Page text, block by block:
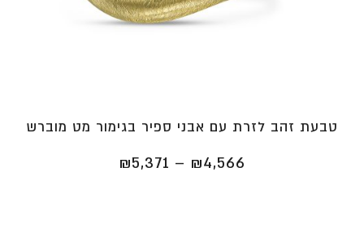
טבעת זהב לזרת עם אבני ספיר בגימור מט מוברש
₪4,566
–
₪5,371